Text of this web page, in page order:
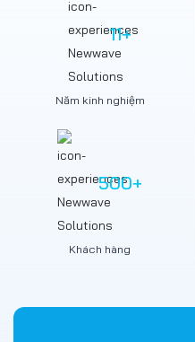
11+
Năm kinh nghiệm
500+
Khách hàng